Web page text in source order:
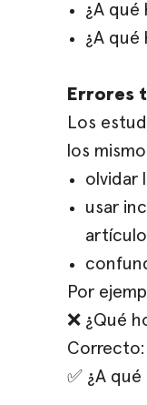
¿A qué
¿A qué
Errores
Los
los
olvidar
usar
Por
❌ ¿Qué
Correcto:
✅ ¿A